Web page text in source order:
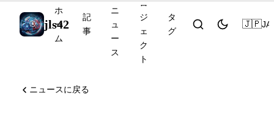
jls42
ホ
ー
ム
記
事
ニ
ュ
ー
ス
ロ
ジ
ェ
ク
ト
タ
グ
🇯🇵JA
ニュースに戻る